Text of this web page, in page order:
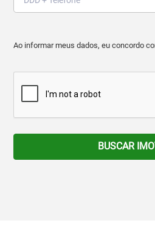
Ao informar meus dados, eu concordo
BUSCAR